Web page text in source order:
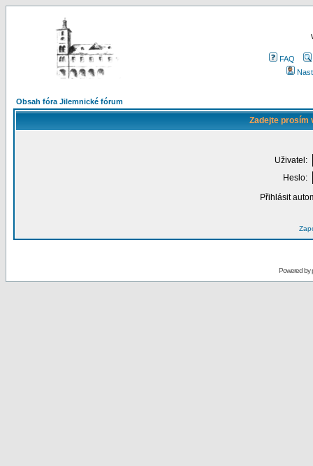
FAQ
Obsah fóra Jilemnické fórum
Zadejte prosím
Uživatel:
Heslo:
Přihlásit
Powered by